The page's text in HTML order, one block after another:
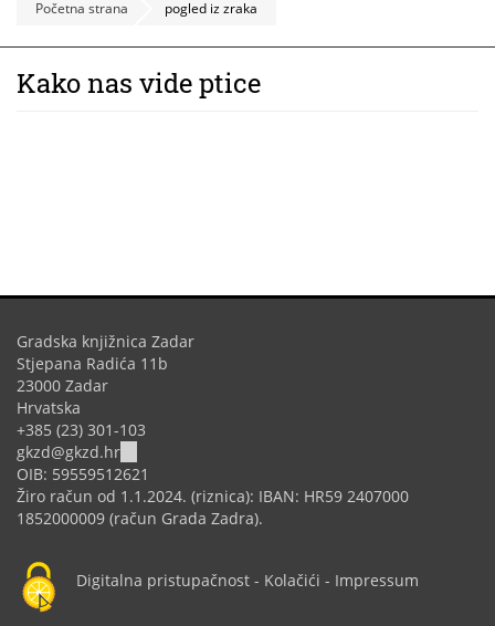
Početna strana pogled iz zraka
Kako nas vide ptice
Gradska knjižnica Zadar
Stjepana Radića 11b
23000 Zadar
Hrvatska
+385 (23) 301-103
gkzd@gkzd.hr
sends
e-
mail)
OIB: 59559512621
Žiro račun od 1.1.2024. (riznica): IBAN: HR59 2407000
1852000009 (račun Grada Zadra).
Digitalna pristupačnost - Kolačići - Impressum